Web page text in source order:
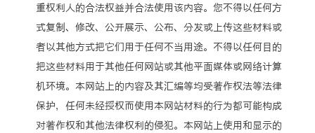
重权利人的合法权益并合法使用该内容。您不得以任何方
式复制、修改、公开展示、公布、分发或上传这些材料或
者以其他方式把它们用于任何不当用途。不得以任何目的
把这些材料用于其他任何网站或其他平面媒体或网络计算
机环境。本网站上的内容及其汇编等均受著作权法等法律
保护，任何未经授权而使用本网站材料的行为都可能构成
对著作权和其他法律权利的侵犯。本网站上使用和显示的